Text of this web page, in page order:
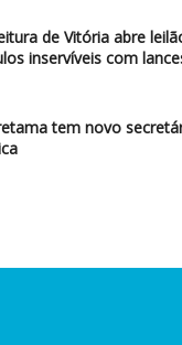
de Vitória abre
inservíveis com
tem novo